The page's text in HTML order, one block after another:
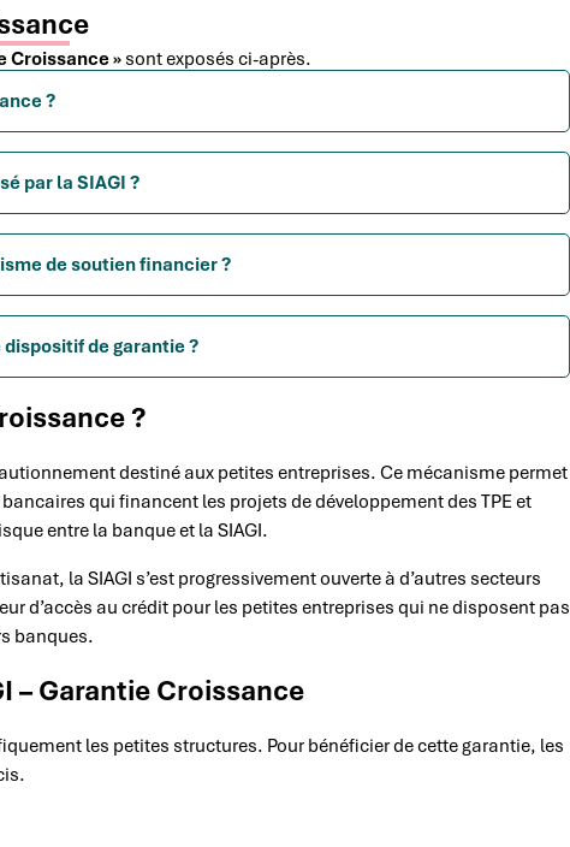
Croissance » sont exposés ci-après.
?
par la SIAGI ?
de soutien financier ?
de garantie ?
?
destiné aux petites entreprises. Ce mécanisme permet
qui financent les projets de développement des TPE et
entre la banque et la SIAGI.
la SIAGI s’est progressivement ouverte à d’autres secteurs
d’accès au crédit pour les petites entreprises qui ne disposent pas
banques.
– Garantie Croissance
les petites structures. Pour bénéficier de cette garantie, les